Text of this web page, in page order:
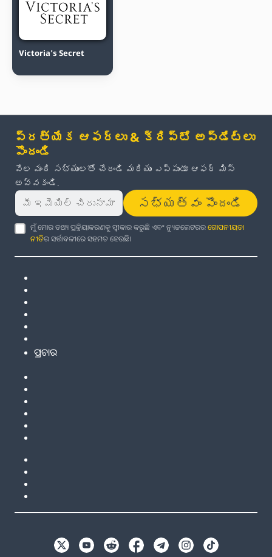
Victoria's Secret
ప్రత్యేక ఆఫర్లు & క్రిప్టో అప్‌డేట్‌లు
పొందండి
వేల మంది సభ్యులతో చేరండి మరియు ఎప్పుడూ ఆఫర్ మిస్
అవ్వకండి.
సభ్యత్వం పొందండి
ମୁଁ ମୋର ତଥ୍ୟ ପ୍ରକ୍ରିୟାକରଣକୁ ସ୍ୱୀକାର କରୁଛି ଏବଂ ନ୍ୟୁଜଲେଟରରଗୋପନୀୟତା
ନୀତିର ସର୍ତ୍ତାବଳୀରେ ସହମତ ହେଉଛି।
ପ୍ରଚାର